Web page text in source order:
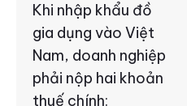
Khi nhập khẩu đồ
gia dụng vào Việt
Nam, doanh nghiệp
phải nộp hai khoản
thuế chính: